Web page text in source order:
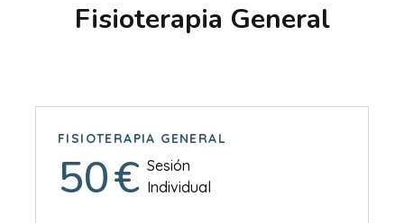
Fisioterapia General
FISIOTERAPIA GENERAL
50€ Sesión
Individual